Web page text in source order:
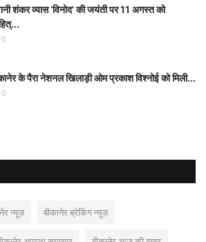
शंकर व्यास ‘विनोद’ की जयंती पर 11 अगस्त को
0
के पैरा नेशनल खिलाड़ी ओम प्रकाश विश्नोई को मिली...
0
न्यूज़ बीकानेर ब्रेकिंग न्यूज़